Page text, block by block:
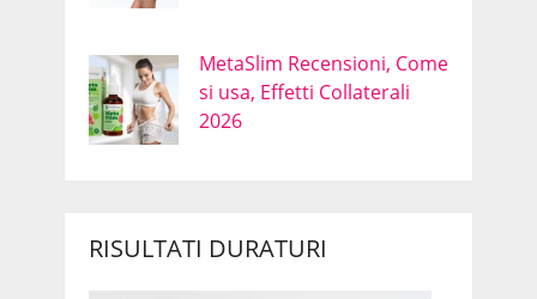
MetaSlim Recensioni, Come
si usa, Effetti Collaterali
2026
RISULTATI DURATURI